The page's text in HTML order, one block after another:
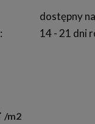
dostępny
14 - 21 dni
m2